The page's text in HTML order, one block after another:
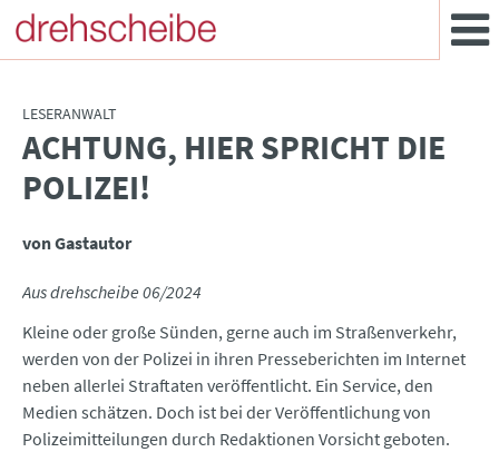
LESERANWALT
ACHTUNG, HIER SPRICHT DIE
POLIZEI!
von Gastautor
Aus drehscheibe 06/2024
Kleine oder große Sünden, gerne auch im Straßenverkehr,
werden von der Polizei in ihren Presseberichten im Internet
neben allerlei Straftaten veröffentlicht. Ein Service, den
Medien schätzen. Doch ist bei der Veröffentlichung von
Polizeimitteilungen durch Redaktionen Vorsicht geboten.